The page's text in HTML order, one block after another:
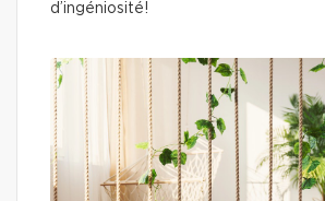
d’ingéniosité!